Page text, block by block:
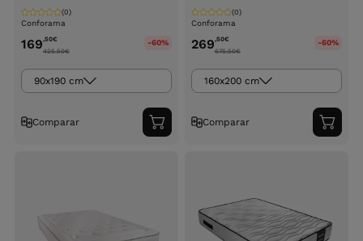
Conforama
(0)
169,50€
425.50€
-60%
90x190 cm
Comparar
Adicionar
ao
Conforama
(0)
269,50€
675.50€
-60%
160x200 cm
Comparar
ao